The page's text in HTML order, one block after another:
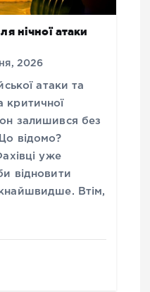
нічної атаки
2026
атаки та
критичної
залишився без
відомо?
уже
відновити
Втім,